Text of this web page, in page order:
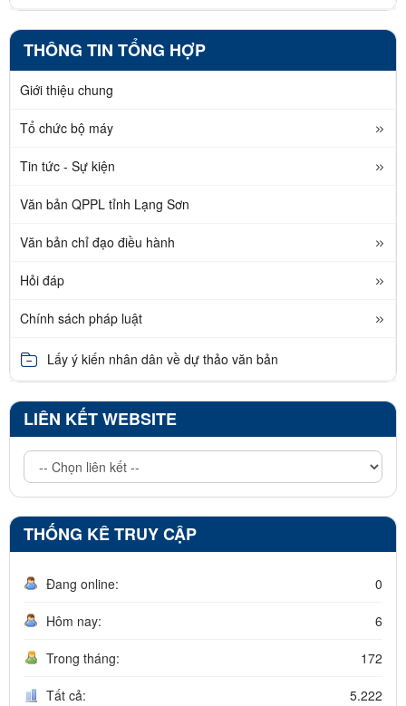
THÔNG TIN TỔNG HỢP
Giới thiệu chung
Tổ chức bộ máy
Tin tức - Sự kiện
Văn bản QPPL tỉnh Lạng Sơn
Văn bản chỉ đạo điều hành
Hỏi đáp
Chính sách pháp luật
Lấy ý kiến nhân dân về dự thảo văn bản
LIÊN KẾT WEBSITE
THỐNG KÊ TRUY CẬP
Đang online: 0
Hôm nay: 6
Trong tháng: 172
Tất cả: 5.222